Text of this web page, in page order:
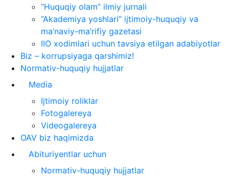
“Huquqiy olam” ilmiy jurnali
“Akademiya yoshlari” ijtimoiy-huquqiy va
ma’naviy-ma’rifiy gazetasi
IIO xodimlari uchun tavsiya etilgan adabiyotlar
Biz – korrupsiyaga qarshimiz!
Normativ-huquqiy hujjatlar
Media
Ijtimoiy roliklar
Fotogalereya
Videogalereya
OAV biz haqimizda
Abituriyentlar uchun
Normativ-huquqiy hujjatlar